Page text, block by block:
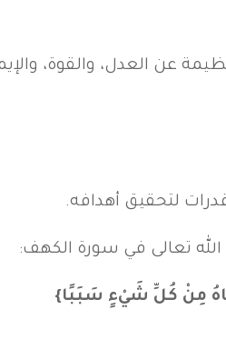
عن العدل، والقوة،
لتحقيق أهدافه.
الله تعالى في سورة الكهف: